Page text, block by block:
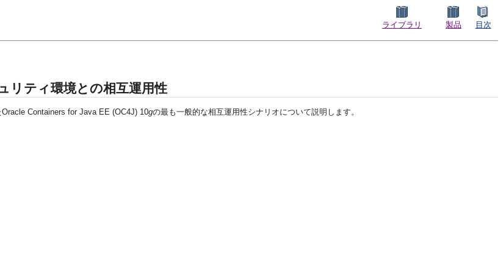
ライブラリ 製品 目次
リティ環境との相互運用性
Containers for Java EE (OC4J) 10gの最も一般的な相互運用性シナリオについて説明します。